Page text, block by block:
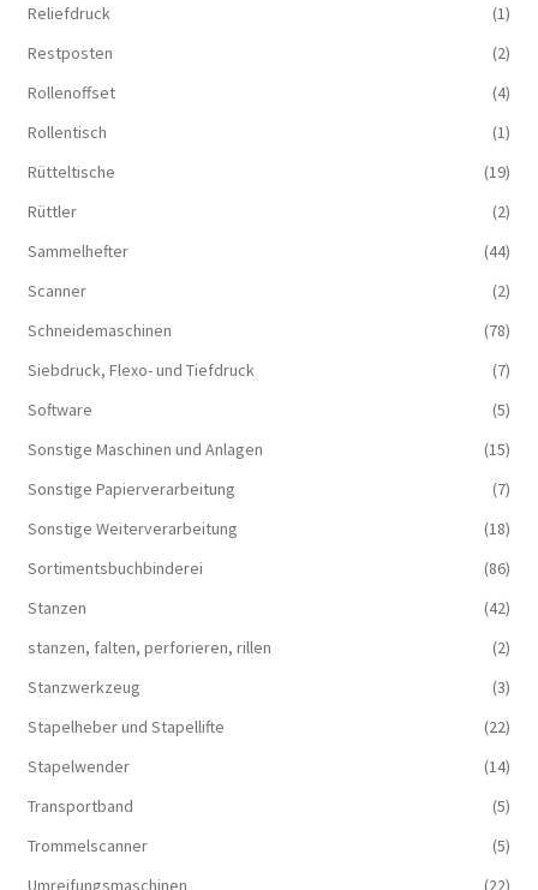
Reliefdruck
(1)
Restposten
(2)
Rollenoffset
(4)
Rollentisch
(1)
Rütteltische
(19)
Rüttler
(2)
Sammelhefter
(44)
Scanner
(2)
Schneidemaschinen
(78)
Siebdruck, Flexo- und Tiefdruck
(7)
Software
(5)
Sonstige Maschinen und Anlagen
(15)
Sonstige Papierverarbeitung
(7)
Sonstige Weiterverarbeitung
(18)
Sortimentsbuchbinderei
(86)
Stanzen
(42)
stanzen, falten, perforieren, rillen
(2)
Stanzwerkzeug
(3)
Stapelheber und Stapellifte
(22)
Stapelwender
(14)
Transportband
(5)
Trommelscanner
(5)
Umreifungsmaschinen
(22)